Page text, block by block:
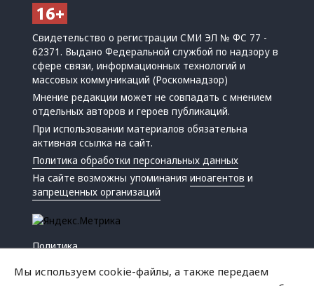
Свидетельство о регистрации СМИ ЭЛ № ФС 77 -
62371. Выдано Федеральной службой по надзору в
сфере связи, информационных технологий и
массовых коммуникаций (Роскомнадзор)
Мнение редакции может не совпадать с мнением
отдельных авторов и героев публикаций.
При использовании материалов обязательна
активная ссылка на сайт.
Политика обработки персональных данных
На сайте возможны упоминанияиноагентов и
запрещенных организаций
Политика
Мы используем cookie-файлы, а также передаем